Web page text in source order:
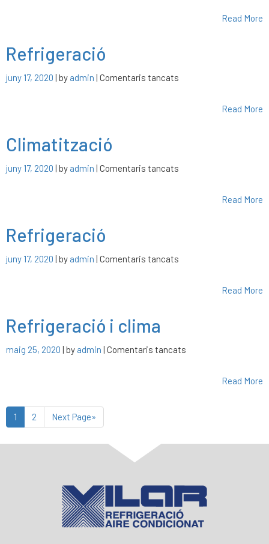
Read More
Refrigeració
juny 17, 2020 | by admin | Comentaris tancats
Read More
Climatització
juny 17, 2020 | by admin | Comentaris tancats
Read More
Refrigeració
juny 17, 2020 | by admin | Comentaris tancats
Read More
Refrigeració i clima
maig 25, 2020 | by admin | Comentaris tancats
Read More
1 2 Next Page»